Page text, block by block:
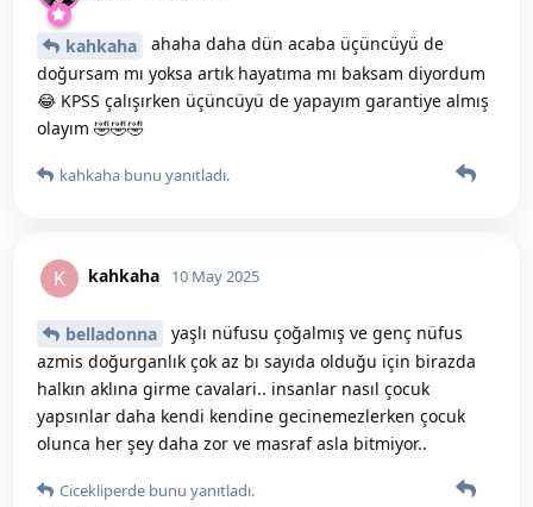
kahkaha
ahaha daha dün acaba üçüncüyü de
doğursam mı yoksa artık hayatıma mı baksam diyordum
😂 KPSS çalışırken üçüncüyü de yapayım garantiye almış
olayım 🤣🤣🤣
kahkaha bunu yanıtladı.
K kahkaha 10 May 2025
belladonna
yaşlı nüfusu çoğalmış ve genç nüfus
azmis doğurganlık çok az bı sayıda olduğu için birazda
halkın aklına girme cavalari.. insanlar nasıl çocuk
yapsınlar daha kendi kendine gecinemezlerken çocuk
olunca her şey daha zor ve masraf asla bitmiyor..
Cicekliperde bunu yanıtladı.